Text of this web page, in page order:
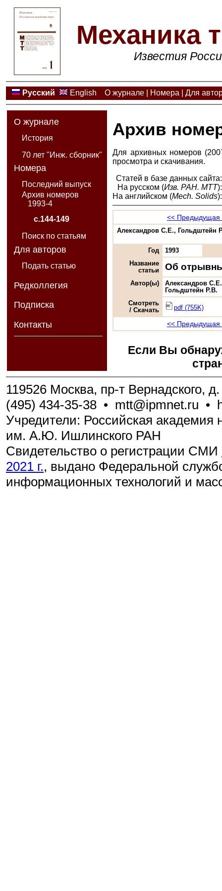
Механика
Известия
Русский English О журнале| Номера Для
О журнале
История
70 лет "Инж. сборник"
Номера
Последний выпуск
Архив номеров
1993-4
с.144-149
Поиск по статьям
Для авторов
Подать статью
Редколлегия
Подписка
Контакты
Архив
Для архивных номеров
просмотра и скачивания.
Статей в базе данных сайта:
На русском (Изв. РАН. МТТ):
На английском (Mech. Solids):
<< Предыдущая
Александров С.Е., Гольдштейн
Год
1993
Название
статьи
Об
Автор(ы)
Александров С.Е.
Гольдштейн Р.В.
Смотреть
/ Скачать
pdf (755K)
<< Предыдущая
Если Вы
119526 Москва, пр-т Вернадского,
(495) 434-35-38 • mtt@ipmnet.ru •
Учредители: Российская академия
им. А.Ю. Ишлинского РАН
Свидетельство о регистрации СМИ
2021 г., выдано Федеральной
информационных технологий и